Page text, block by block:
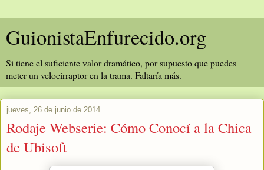
GuionistaEnfurecido.org
Si tiene el suficiente valor dramático, por supuesto que puedes
meter un velocirraptor en la trama. Faltaría más.
jueves, 26 de junio de 2014
Rodaje Webserie: Cómo Conocí a la Chica
de Ubisoft